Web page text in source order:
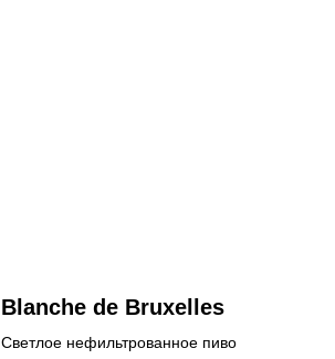
Blanche de Bruxelles
Светлое нефильтрованное пиво